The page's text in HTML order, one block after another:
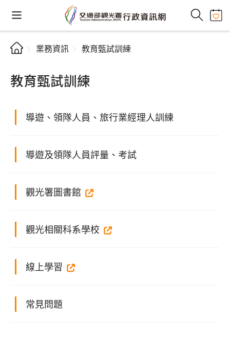
業務資訊 教育甄試訓練
教育甄試訓練
導遊、領隊人員、旅行業經理人訓練
導遊及領隊人員評量、考試
觀光署圖書館
觀光相關科系學校
線上學習
常見問題